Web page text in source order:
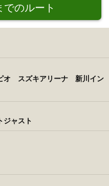
でのルート
ピオ スズキアリーナ 新川イン
ジャスト